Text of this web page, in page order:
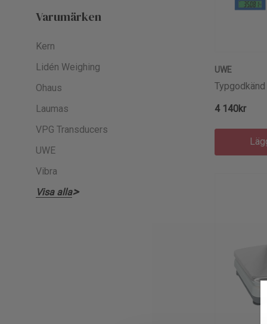
Varumärken
Kern
Lidén Weighing
Ohaus
Laumas
VPG Transducers
UWE
Vibra
Visa alla
UWE
4 140kr